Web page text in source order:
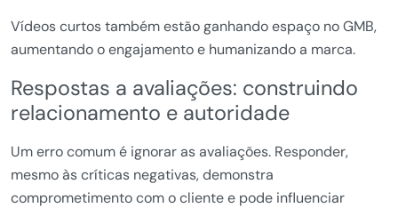
Vídeos curtos também estão ganhando espaço no GMB,
aumentando o engajamento e humanizando a marca.
Respostas a avaliações: construindo
relacionamento e autoridade
Um erro comum é ignorar as avaliações. Responder,
mesmo às críticas negativas, demonstra
comprometimento com o cliente e pode influenciar